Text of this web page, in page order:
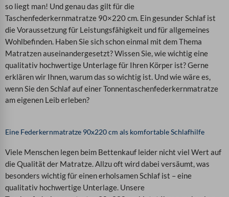
so liegt man! Und genau das gilt für die
Taschenfederkernmatratze 90×220 cm. Ein gesunder Schlaf ist
die Voraussetzung für Leistungsfähigkeit und für allgemeines
Wohlbefinden. Haben Sie sich schon einmal mit dem Thema
Matratzen auseinandergesetzt? Wissen Sie, wie wichtig eine
qualitativ hochwertige Unterlage für Ihren Körper ist?Gerne
erklären wir Ihnen, warum das so wichtig ist. Und wie wäre es,
wenn Sie den Schlaf auf einerTonnentaschenfederkernmatratze
am eigenen Leib erleben?
Eine Federkernmatratze 90x220 cm als komfortable Schlafhilfe
Viele Menschen legen beim Bettenkauf leider nicht viel Wert auf
die Qualität der Matratze. Allzu oft wird dabei versäumt, was
besonders wichtig für einen erholsamen Schlaf ist – eine
qualitativ hochwertige Unterlage. Unsere